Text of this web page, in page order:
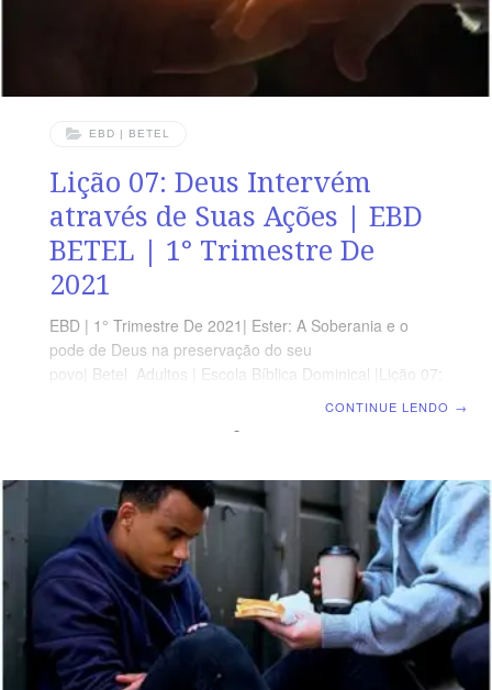
EBD | BETEL
Lição 07: Deus Intervém
através de Suas Ações | EBD
BETEL | 1° Trimestre De
2021
EBD | 1° Trimestre De 2021| Ester: A Soberania e o
pode de Deus na preservação do seu
povo| Betel Adultos | Escola Bíblica Dominical |Lição 07:
intimamente inserida nele, continuou fiel a Deus e ao
seu povo. OBJETIVOS DA LIÇÃO Entender que a única
alegria está no Senhor. Destacar que o verdadeiro
refúgio está em Deus.
CONTINUE LENDO →